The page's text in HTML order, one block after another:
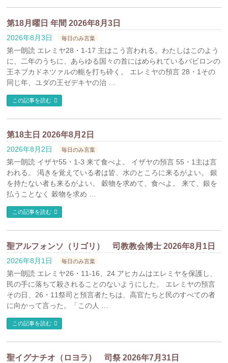
第18月曜日 年間 2026年8月3日
2026年8月3日 毎日のみ言葉
第一朗読 エレミヤ28・1-17 主はこう言われる。わたしはこのよう
に、二年のうちに、あらゆる国々の首にはめられているバビロンの
王ネブカドネツァルの軛を打ち砕く。 エレミヤの預言 28・1その
同じ年、ユダの王ゼデキヤの治 …
この記事を読む
第18主日 2026年8月2日
2026年8月2日 毎日のみ言葉
第一朗読 イザヤ55・1-3 来て食べよ。 イザヤの預言 55・1主は言
われる。 渇きを覚えている者は皆、水のところに来るがよい。 銀
を持たない者も来るがよい。 穀物を求めて、食べよ。 来て、銀を
払うことなく 穀物を求め …
この記事を読む
聖アルフォンソ（リゴリ） 司教教会博士 2026年8月1日
2026年8月1日 毎日のみ言葉
第一朗読 エレミヤ26・11-16、24 アヒカムはエレミヤを保護し、
民の手に落ちて殺されることのないようにした。 エレミヤの預言
その日、26・11祭司と預言者たちは、高官たちと民のすべての者
に向かって言った。「この人 …
この記事を読む
聖イグナチオ（ロヨラ） 司祭 2026年7月31日